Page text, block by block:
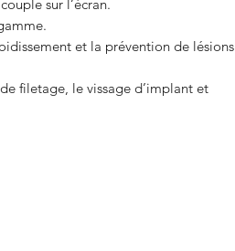
sur l’écran.
et la prévention de lésions
filetage, le vissage d’implant et